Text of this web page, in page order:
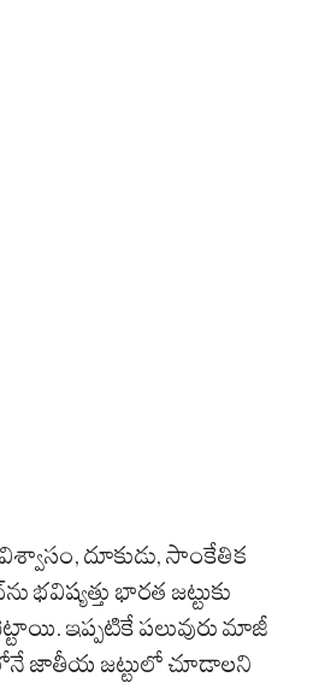
దూకుడు, సాంకేతిక
భవిష్యత్తు భారత జట్టుకు
ఇప్పటికే పలువురు మాజీ
జాతీయ జట్టులో చూడాలని